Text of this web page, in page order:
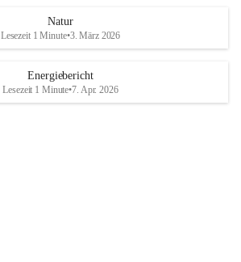
Natur
Lesezeit 1 Minute•3. März 2026
Energiebericht
Lesezeit 1 Minute•7. Apr. 2026